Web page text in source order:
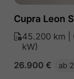
Cupra Leon
45.200 km |
kW)
26.900 € ab